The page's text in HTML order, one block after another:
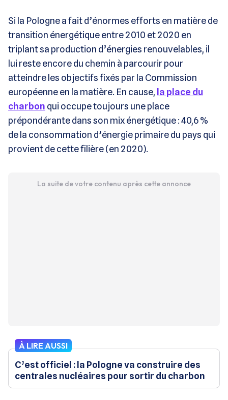
Si la Pologne a fait d’énormes efforts en matière de
transition énergétique entre 2010 et 2020 en
triplant sa production d’énergies renouvelables, il
lui reste encore du chemin à parcourir pour
atteindre les objectifs fixés par la Commission
européenne en la matière. En cause, la place du
charbon qui occupe toujours une place
prépondérante dans son mix énergétique : 40,6 %
de la consommation d’énergie primaire du pays qui
provient de cette filière (en 2020).
La suite de votre contenu après cette annonce
À LIRE AUSSI
C’est officiel : la Pologne va construire des
centrales nucléaires pour sortir du charbon